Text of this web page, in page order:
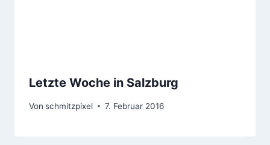
Letzte Woche in Salzburg
Von schmitzpixel 7. Februar 2016